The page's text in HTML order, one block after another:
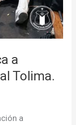
a
Tolima.
a